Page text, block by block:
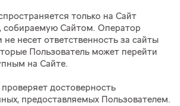
только на Сайт
собираемую Сайтом. Оператор
не несет ответственность за сайты
Пользователь может перейти
на Сайте.
достоверность
предоставляемых Пользователем.